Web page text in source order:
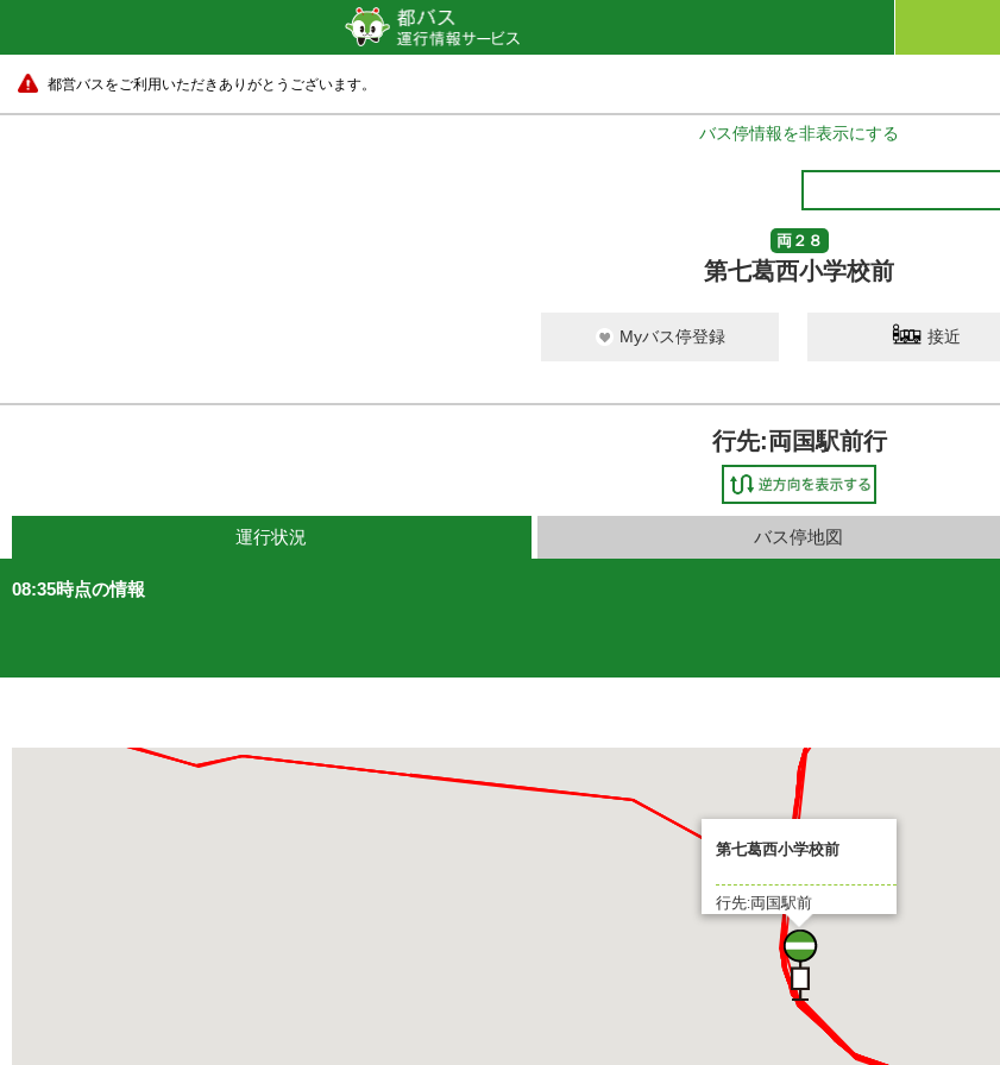
都営バスをご利用いただきありがとうございます。
バス停情報を非表示にする
両２８
第七葛西小学校前
Myバス停登録 接近
行先:両国駅前行
運行状況 バス停地図
08:35時点の情報
第七葛西小学校前
行先:両国駅前